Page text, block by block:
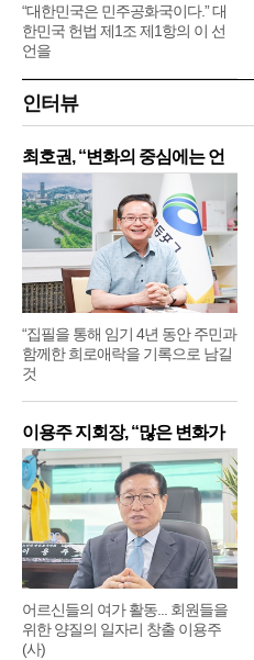
“대한민국은 민주공화국이다.” 대
한민국 헌법 제1조 제1항의 이 선
언을
인터뷰
최호권, “변화의 중심에는 언
제
“집필을 통해 임기 4년 동안 주민과
함께한 희로애락을 기록으로 남길
것
이용주 지회장, “많은 변화가
어르신들의 여가 활동... 회원들을
위한 양질의 일자리 창출 이용주
(사)